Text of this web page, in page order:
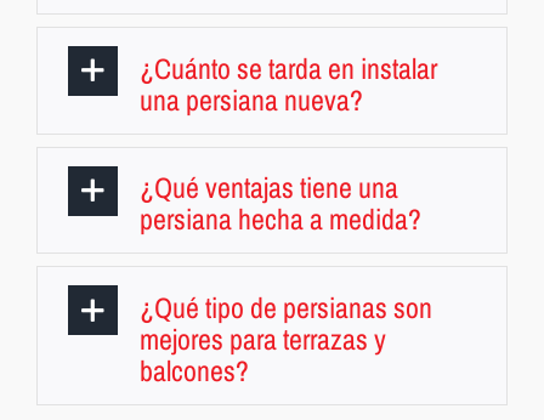
¿Cuánto se tarda en instalar
una persiana nueva?
¿Qué ventajas tiene una
persiana hecha a medida?
¿Qué tipo de persianas son
mejores para terrazas y
balcones?